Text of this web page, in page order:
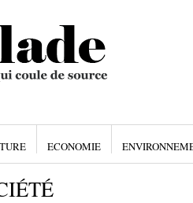
ECONOMIE